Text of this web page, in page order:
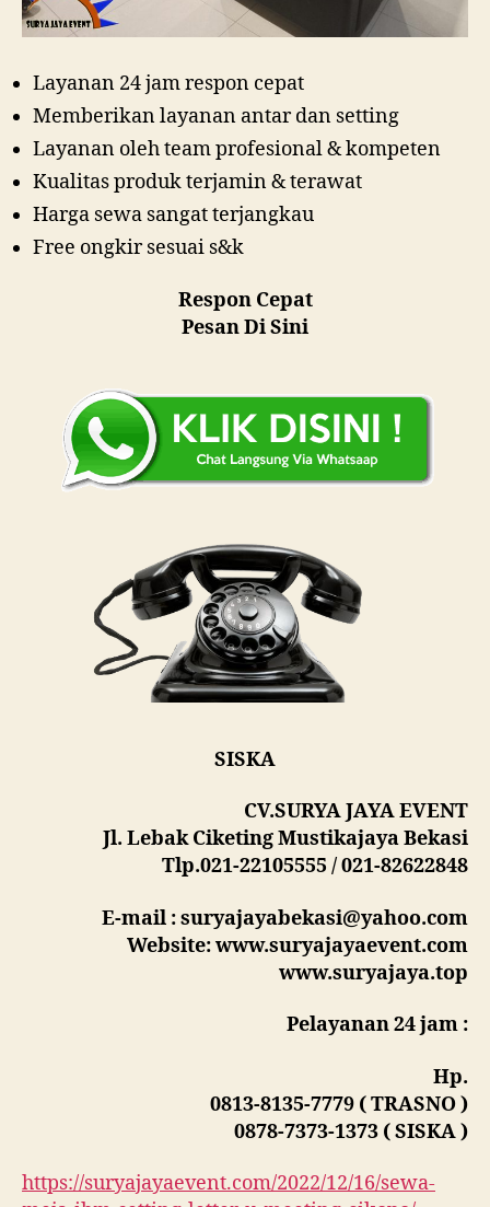
Layanan 24 jam respon cepat
Memberikan layanan antar dan setting
Layanan oleh team profesional & kompeten
Kualitas produk terjamin & terawat
Harga sewa sangat terjangkau
Free ongkir sesuai s&k
Respon Cepat
Pesan Di Sini
SISKA
CV.SURYA JAYA EVENT
Jl. Lebak Ciketing Mustikajaya Bekasi
Tlp.021-22105555 / 021-82622848
E-mail : suryajayabekasi@yahoo.com
Website: www.suryajayaevent.com
www.suryajaya.top
Pelayanan 24 jam :
Hp.
0813-8135-7779 ( TRASNO )
0878-7373-1373 ( SISKA )
https://suryajayaevent.com/2022/12/16/sewa-